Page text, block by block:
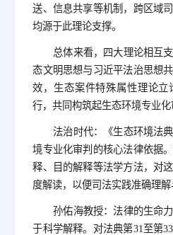
送、信息共享等机制，跨区域
均源于此理论支撑。
总体来看，四大理论相互
态文明思想与习近平法治思想
效，生态案件特殊属性理论
行，共同构筑起生态环境专业化
法治时代：《生态环境法
境专业化审判的核心法律依据
释、目的解释等法学方法，对
度解读，以便司法实践准确理解
孙佑海教授：法律的生命
于科学解释。对法典第31至第